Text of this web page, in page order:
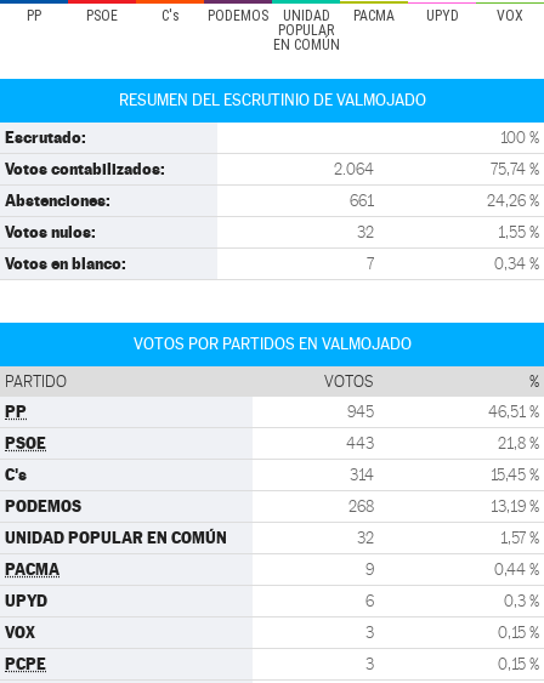
PP PSOE C's PODEMOS
UNIDAD
POPULAR
EN COMÚN
PACMA UPYD VOX
RESUMEN DEL ESCRUTINIO DE VALMOJADO
Escrutado: 100 %
Votos contabilizados: 2.064 75,74 %
Abstenciones: 661 24,26 %
Votos nulos: 32 1,55 %
Votos en blanco: 7 0,34 %
VOTOS POR PARTIDOS EN VALMOJADO
PARTIDO VOTOS %
PP 945 46,51 %
PSOE 443 21,8 %
C's 314 15,45 %
PODEMOS 268 13,19 %
UNIDAD POPULAR EN COMÚN 32 1,57 %
PACMA 9 0,44 %
UPYD 6 0,3 %
VOX 3 0,15 %
PCPE 3 0,15 %